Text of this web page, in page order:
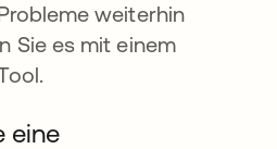
weiterhin
Sie es mit einem
eine